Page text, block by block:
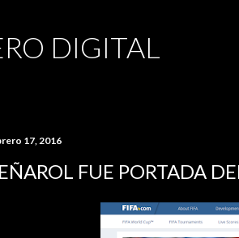
DIGITAL
17, 2016
FUE PORTADA